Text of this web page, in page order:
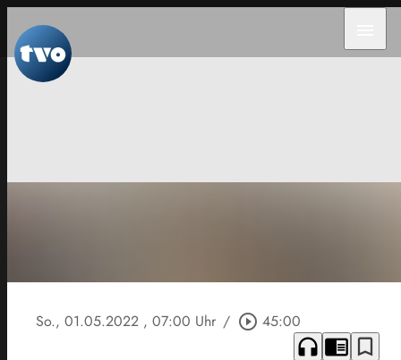
So., 01.05.2022 , 07:00 Uhr / play_circle_outline 45:00
headphones chrome_reader_mode bookmark_border